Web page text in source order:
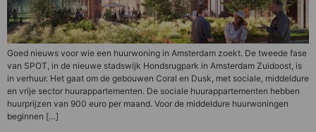
Goed nieuws voor wie een huurwoning in Amsterdam zoekt. De tweede fase
van SPOT, in de nieuwe stadswijk Hondsrugpark in Amsterdam Zuidoost, is
in verhuur. Het gaat om de gebouwen Coral en Dusk, met sociale, middeldure
en vrije sector huurappartementen. De sociale huurappartementen hebben
huurprijzen van 900 euro per maand. Voor de middeldure huurwoningen
beginnen […]